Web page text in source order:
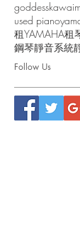
goddesskawai
used piano
租YAMAHA租
鋼琴靜音系統
Follow Us